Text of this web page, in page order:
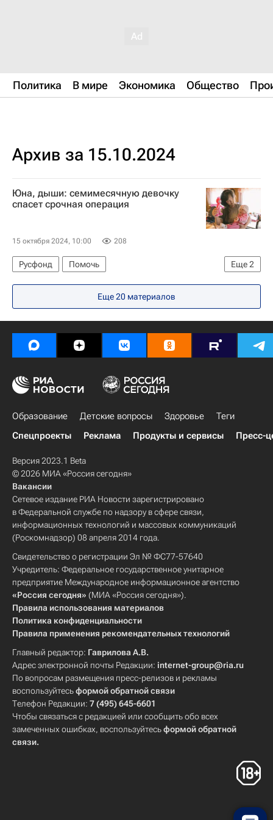
Политика В мире Экономика Общество
Архив за 15.10.2024
Юна, дыши: семимесячную девочку
спасет срочная операция
15 октября 2024, 10:00 208
Еще2
Русфонд
Помочь
Калининградская область
Калининград
Еще 20 материалов
Образование Детские вопросы Здоровье
Теги
Спецпроекты
Реклама Продукты и сервисы Пресс-
Версия 2023.1 Beta
© 2026 МИА «Россия сегодня»
Вакансии
Сетевое издание РИА Новости зарегистрировано
в Федеральной службе по надзору в сфере связи,
информационных технологий и массовых коммуникаций
(Роскомнадзор) 08 апреля 2014 года.
Свидетельство о регистрации Эл № ФС77-57640
Учредитель: Федеральное государственное унитарное
предприятие Международное информационное агентство
«Россия сегодня» (МИА «Россия сегодня»).
Правила использования материалов
Политика конфиденциальности
Правила применения рекомендательных технологий
Главный редактор: Гаврилова А.В.
Адрес электронной почты Редакции: internet-group@ria.ru
По вопросам размещения пресс-релизов и рекламы
воспользуйтесьформой обратной связи
Телефон Редакции: 7 (495) 645-6601
Чтобы связаться с редакцией или сообщить обо всех
замеченных ошибках, воспользуйтесьформой обратной
связи.